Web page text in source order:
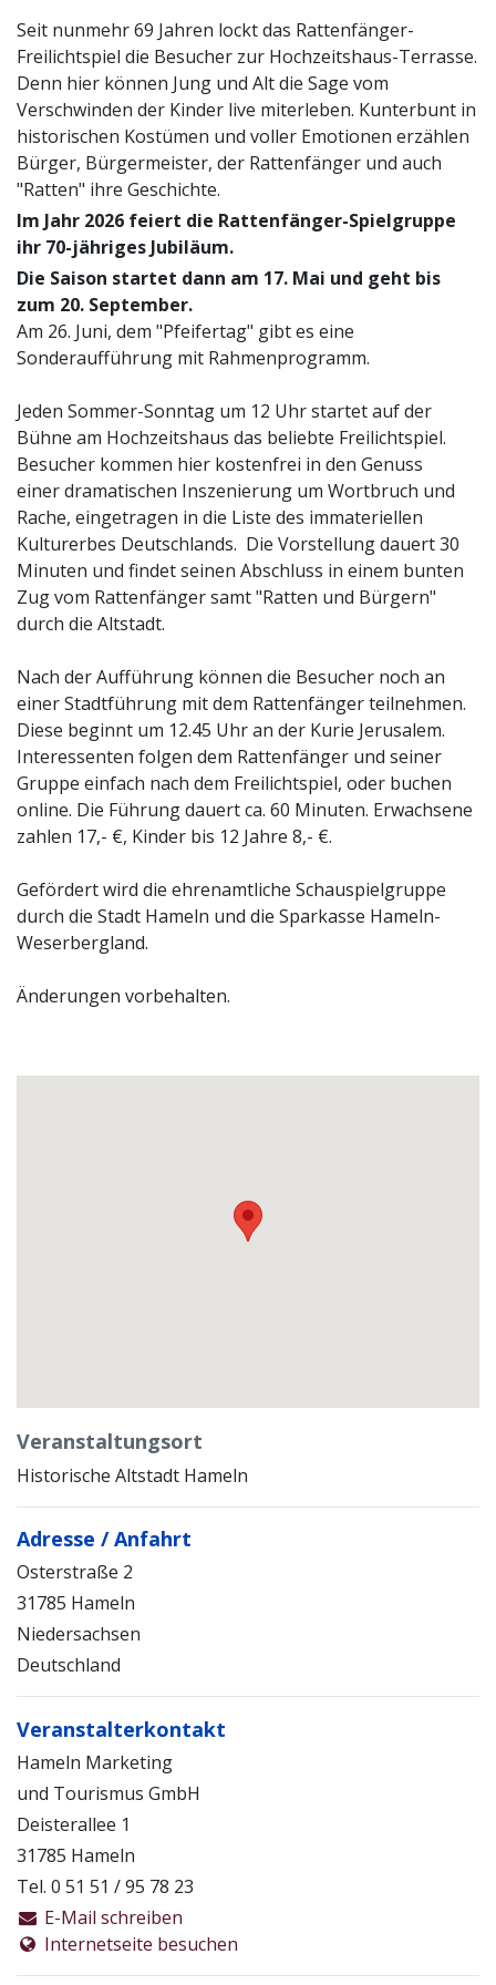
Seit nunmehr 69 Jahren lockt das Rattenfänger-
Freilichtspiel die Besucher zur Hochzeitshaus-Terrasse.
Denn hier können Jung und Alt die Sage vom
Verschwinden der Kinder live miterleben. Kunterbunt in
historischen Kostümen und voller Emotionen erzählen
Bürger, Bürgermeister, der Rattenfänger und auch
"Ratten" ihre Geschichte.
Im Jahr 2026 feiert die Rattenfänger-Spielgruppe
ihr 70-jähriges Jubiläum.
Die Saison startet dann am 17. Mai und geht bis
zum 20. September.
Am 26. Juni, dem "Pfeifertag" gibt es eine
Sonderaufführung mit Rahmenprogramm.
Jeden Sommer-Sonntag um 12 Uhr startet auf der
Bühne am Hochzeitshaus das beliebte Freilichtspiel.
Besucher kommen hier kostenfrei in den Genuss
einer dramatischen Inszenierung um Wortbruch und
Rache, eingetragen in die Liste des immateriellen
Kulturerbes Deutschlands. Die Vorstellung dauert 30
Minuten und findet seinen Abschluss in einem bunten
Zug vom Rattenfänger samt "Ratten und Bürgern"
durch die Altstadt.
Nach der Aufführung können die Besucher noch an
einer Stadtführung mit dem Rattenfänger teilnehmen.
Diese beginnt um 12.45 Uhr an der Kurie Jerusalem.
Interessenten folgen dem Rattenfänger und seiner
Gruppe einfach nach dem Freilichtspiel, oder buchen
online. Die Führung dauert ca. 60 Minuten. Erwachsene
zahlen 17,- €, Kinder bis 12 Jahre 8,- €.
Gefördert wird die ehrenamtliche Schauspielgruppe
durch die Stadt Hameln und die Sparkasse Hameln-
Weserbergland.
Änderungen vorbehalten.
Veranstaltungsort
Historische Altstadt Hameln
Adresse / Anfahrt
Osterstraße 2
31785 Hameln
Niedersachsen
Deutschland
Veranstalterkontakt
Hameln Marketing
und Tourismus GmbH
Deisterallee 1
31785 Hameln
Tel. 0 51 51 / 95 78 23
E-Mail schreiben
Internetseite besuchen